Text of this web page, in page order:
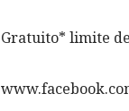
Gratuito* limite